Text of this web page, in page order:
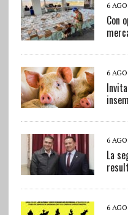
6
Con
6
6
La
6